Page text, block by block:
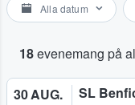
Alla datum
18evenemang på
30 AUG. SL